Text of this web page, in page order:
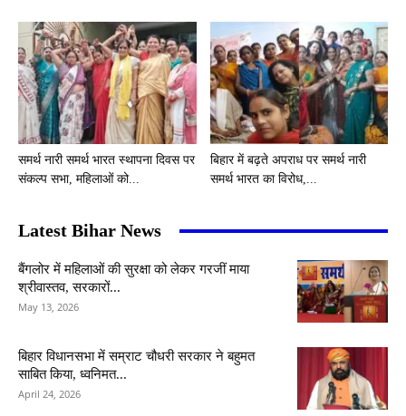
समर्थ नारी समर्थ भारत स्थापना दिवस पर
संकल्प सभा, महिलाओं को...
बिहार में बढ़ते अपराध पर समर्थ नारी
समर्थ भारत का विरोध,...
Latest Bihar News
बैंगलोर में महिलाओं की सुरक्षा को लेकर गरजीं माया
श्रीवास्तव, सरकारों...
May 13, 2026
बिहार विधानसभा में सम्राट चौधरी सरकार ने बहुमत
साबित किया, ध्वनिमत...
April 24, 2026